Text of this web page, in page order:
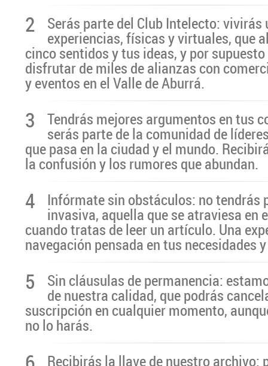
2 Serás parte del Club Intelecto: vivirás
experiencias, físicas y virtuales, que
cinco sentidos y tus ideas, y por
disfrutar de miles de alianzas con
y eventos en el Valle de Aburrá.
3 Tendrás mejores argumentos en tus
serás parte de la comunidad de
que pasa en la ciudad y el mundo.
la confusión y los rumores que abundan.
4 Infórmate sin obstáculos: no tendrás
invasiva, aquella que se atraviesa en
cuando tratas de leer un artículo. Una
navegación pensada en tus necesidades
5 Sin cláusulas de permanencia:
de nuestra calidad, que podrás
suscripción en cualquier momento,
no lo harás.
Recibirás la llave de nuestro archivo: